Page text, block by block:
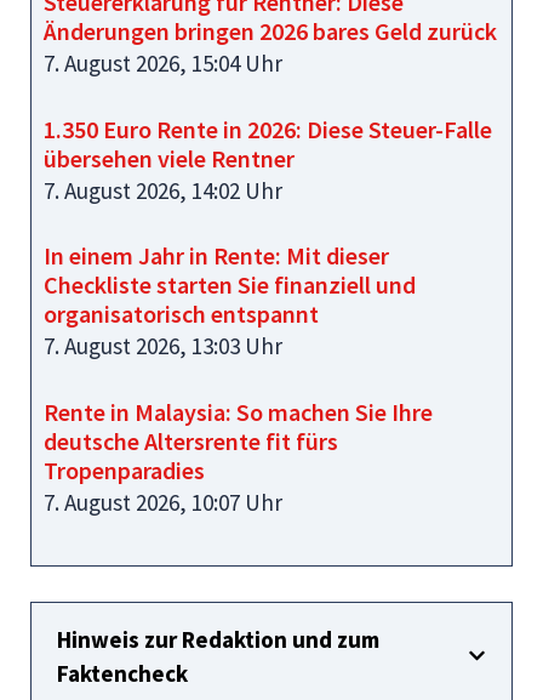
Änderungen bringen 2026 bares Geld zurück
7. August 2026, 15:04 Uhr
1.350 Euro Rente in 2026: Diese Steuer-Falle
übersehen viele Rentner
7. August 2026, 14:02 Uhr
In einem Jahr in Rente: Mit dieser
Checkliste starten Sie finanziell und
organisatorisch entspannt
7. August 2026, 13:03 Uhr
Rente in Malaysia: So machen Sie Ihre
deutsche Altersrente fit fürs
Tropenparadies
7. August 2026, 10:07 Uhr
Hinweis zur Redaktion und zum
Faktencheck